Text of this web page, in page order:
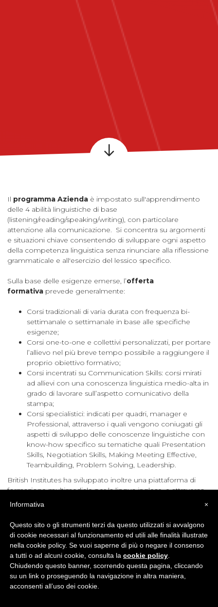
Il programma Azienda è impostato sull'apprendimento
delle 4 abilità linguistiche di base
(listening/reading/speaking/writing), con particolare
attenzione alla comunicazione. Si concentra su argomenti
e situazioni chiave consentendo di sviluppare ogni aspetto
della competenza linguistica senza rinunciare alla riflessione
grammaticale e all'esercizio del lessico specifico.
Sulla base delle esigenze emerse, l’offerta
formativa prevede generalmente:
Corsi tradizionali di varia durata con frequenza bi-
settimanale o settimanale in base alle specifiche
esigenze;
Corsi one-to-one e collettivi personalizzati, per portare
l’allievo nel più breve tempo possibile a raggiungere il
proprio obiettivo formativo;
Corsi incentrati su Communication Skills: corsi mirati
ad allievi con una conoscenza linguistica medio-alta in
grado di lavorare sull’aspetto comunicativo della
stampa;
Corsi specialistici: indicati per quadri, manager e
Professional, attraverso i quali vengono coniugati gli
aspetti di sviluppo delle conoscenze linguistiche con
know-how specifico su tematiche quali Presentation
Skills, Negotiation Skills, Making Meeting Effective,
Teambuilding, Problem Solving, Leadership.
British Institutes ha sviluppato inoltre una piattaforma di
formazione multimediale per la lingua inglese, e attraverso
questa, l'Offerta Formativa Blended
integrandosi con quella d’aula.
I percorsi multimediali di lingua inglese del British Institutes
sono stati insigniti del
Label Europeo 2004dalla
Commissione Europea, dal MIUR e dal Ministero del
Lavoro.
×
Informativa
Questo sito o gli strumenti terzi da questo utilizzati si avvalgono
di cookie necessari al funzionamento ed utili alle finalità illustrate
nella cookie policy. Se vuoi saperne di più o negare il consenso
a tutti o ad alcuni cookie, consulta la cookie policy
Chiudendo questo banner, scorrendo questa pagina, cliccando
su un link o proseguendo la navigazione in altra maniera,
acconsenti all’uso dei cookie.